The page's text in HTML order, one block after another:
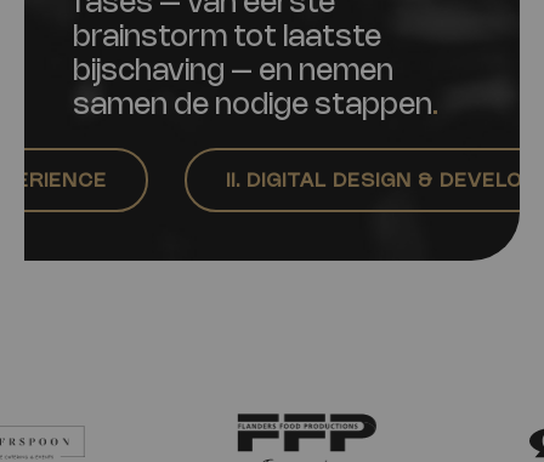
brainstorm tot laatste
bijschaving – en nemen
samen de nodige stappen.
II. DIGITAL DESIGN & DEVELOPMENT